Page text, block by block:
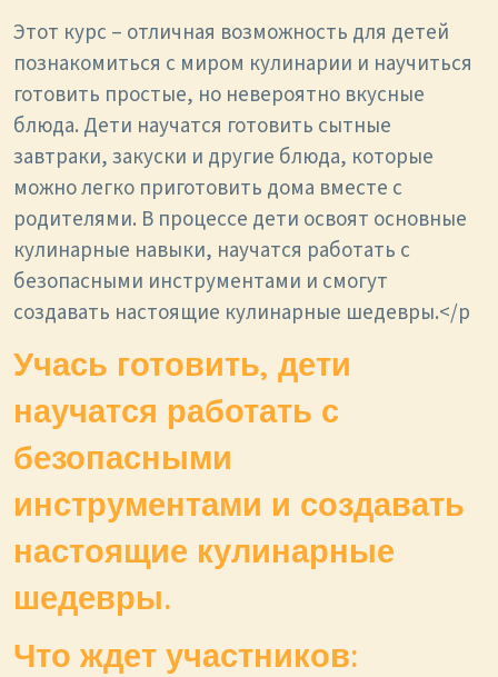
Этот курс – отличная возможность для детей
познакомиться с миром кулинарии и научиться
готовить простые, но невероятно вкусные
блюда. Дети научатся готовить сытные
завтраки, закуски и другие блюда, которые
можно легко приготовить дома вместе с
родителями. В процессе дети освоят основные
кулинарные навыки, научатся работать с
безопасными инструментами и смогут
создавать настоящие кулинарные шедевры.</p
Учась готовить, дети
научатся работать с
безопасными
инструментами и создавать
настоящие кулинарные
шедевры.
Что ждет участников: